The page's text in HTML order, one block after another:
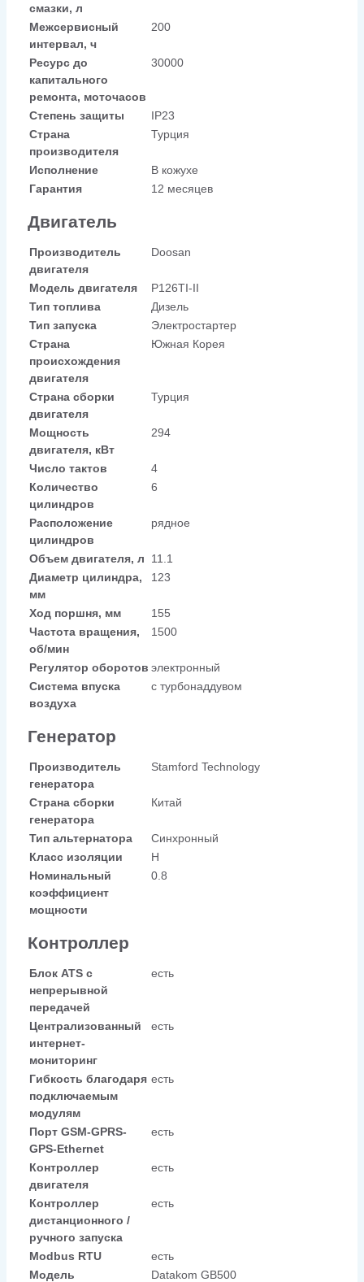
смазки, л
Межсервисный
интервал, ч
200
Ресурс до
капитального
ремонта, моточасов
30000
Степень защиты
IP23
Страна
производителя
Турция
Исполнение
В кожухе
Гарантия
12 месяцев
Двигатель
Производитель
двигателя
Doosan
Модель двигателя
P126TI-II
Тип топлива
Дизель
Тип запуска
Электростартер
Страна
происхождения
двигателя
Южная Корея
Страна сборки
двигателя
Турция
Мощность
двигателя, кВт
294
Число тактов
4
Количество
цилиндров
6
Расположение
цилиндров
рядное
Объем двигателя, л
11.1
Диаметр цилиндра,
мм
123
Ход поршня, мм
155
Частота вращения,
об/мин
1500
Регулятор оборотов электронный
Система впуска
воздуха
с турбонаддувом
Генератор
Производитель
генератора
Stamford Technology
Страна сборки
генератора
Китай
Тип альтернатора
Синхронный
Класс изоляции
H
Номинальный
коэффициент
мощности
0.8
Контроллер
Блок ATS с
непрерывной
передачей
есть
Централизованный
интернет-
мониторинг
есть
Гибкость благодаря
подключаемым
модулям
есть
Порт GSM-GPRS-
GPS-Ethernet
есть
Контроллер
двигателя
есть
Контроллер
дистанционного /
ручного запуска
есть
Modbus RTU
есть
Модель
Datakom GB500